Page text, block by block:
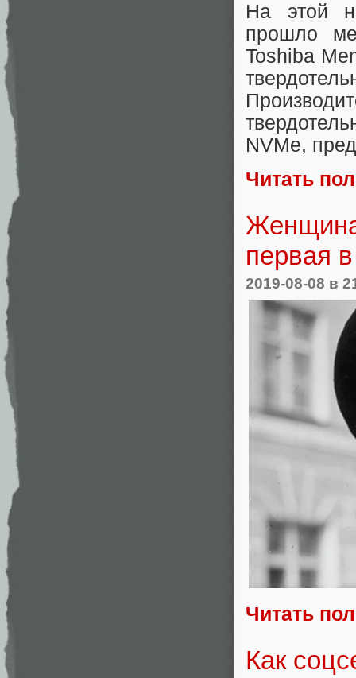
На этой
прошло
Toshiba
NVMe,
Читать
первая
2019-08-08 в
Читать
Как